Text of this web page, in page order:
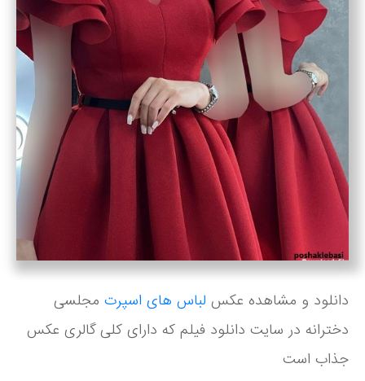
دانلود و مشاهده عکس لباس های اسپرت مجلسی
دخترانه در سایت دانلود فیلم که دارای کلی گالری عکس
جذاب است